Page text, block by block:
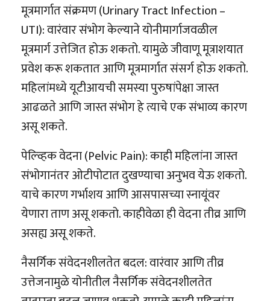
मूत्रमार्गात संक्रमण (Urinary Tract Infection –
UTI): वारंवार संभोग केल्याने योनीमार्गाजवळील
मूत्रमार्ग उत्तेजित होऊ शकतो. यामुळे जीवाणू मूत्राशयात
प्रवेश करू शकतात आणि मूत्रमार्गात संसर्ग होऊ शकतो.
महिलांमध्ये यूटीआयची समस्या पुरुषांपेक्षा जास्त
आढळते आणि जास्त संभोग हे त्याचे एक संभाव्य कारण
असू शकते.
पेल्व्हिक वेदना (Pelvic Pain): काही महिलांना जास्त
संभोगानंतर ओटीपोटात दुखण्याचा अनुभव येऊ शकतो.
याचे कारण गर्भाशय आणि आसपासच्या स्नायूंवर
येणारा ताण असू शकतो. काहीवेळा ही वेदना तीव्र आणि
असह्य असू शकते.
नैसर्गिक संवेदनशीलतेत बदल: वारंवार आणि तीव्र
उत्तेजनामुळे योनीतील नैसर्गिक संवेदनशीलतेत